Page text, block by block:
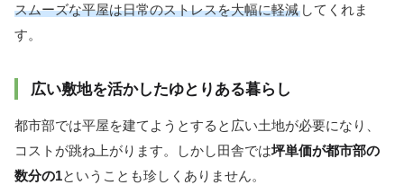
スムーズな平屋は日常のストレスを大幅に軽減 してくれま
す。
広い敷地を活かしたゆとりある暮らし
都市部では平屋を建てようとすると広い土地が必要になり、
コストが跳ね上がります。しかし田舎では坪単価が都市部の
数分の1ということも珍しくありません。